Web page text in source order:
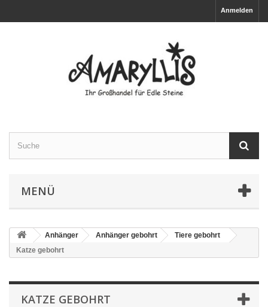
Anmelden
MENÜ
Anhänger Anhänger gebohrt
Tiere gebohrt
Katze gebohrt
KATZE GEBOHRT